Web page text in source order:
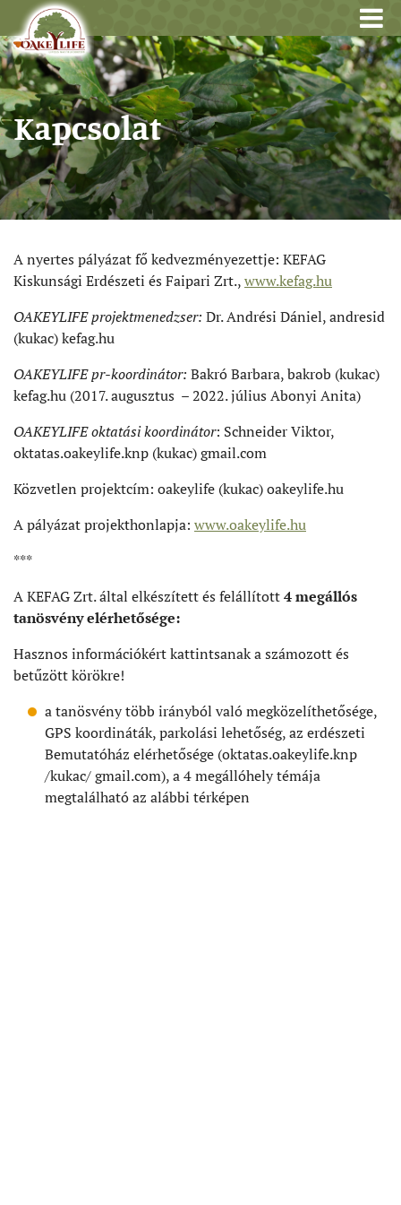
Kapcsolat
A nyertes pályázat fő kedvezményezettje: KEFAG
Kiskunsági Erdészeti és Faipari Zrt.,www.kefag.hu
OAKEYLIFE projektmenedzser: Dr. Andrési Dániel, andresid
(kukac) kefag.hu
OAKEYLIFE pr-koordinátor: Bakró Barbara, bakrob (kukac)
kefag.hu (2017. augusztus – 2022. július Abonyi Anita)
OAKEYLIFE oktatási koordinátor: Schneider Viktor,
oktatas.oakeylife.knp (kukac) gmail.com
Közvetlen projektcím: oakeylife (kukac) oakeylife.hu
A pályázat projekthonlapja: www.oakeylife.hu
***
A KEFAG Zrt. által elkészített és felállított4 megállós
tanösvény elérhetősége:
Hasznos információkért kattintsanak a számozott és
betűzött körökre!
a tanösvény több irányból való megközelíthetősége,
GPS koordináták, parkolási lehetőség, az erdészeti
Bemutatóház elérhetősége (oktatas.oakeylife.knp
/kukac/ gmail.com), a 4 megállóhely témája
megtalálható az alábbi térképen